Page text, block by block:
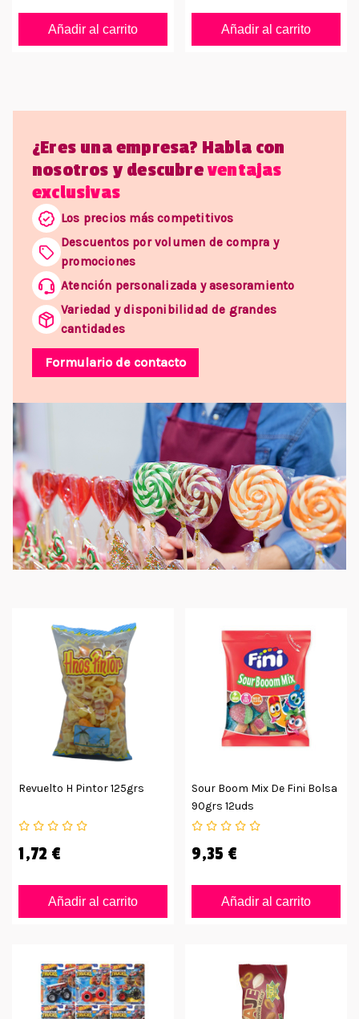
Añadir al carrito Añadir al carrito
¿Eres una empresa? Habla con
nosotros y descubreventajas
exclusivas
Los precios más competitivos
Descuentos por volumen de compra y
promociones
Atención personalizada y asesoramiento
Variedad y disponibilidad de grandes
cantidades
Formulario de contacto
Revuelto H Pintor 125grs
1,72 €
Añadir al carrito
Sour Boom Mix De Fini Bolsa
90grs 12uds
9,35 €
Añadir al carrito